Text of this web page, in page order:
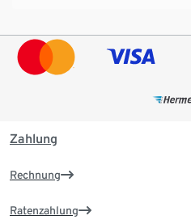
Zahlung
Rechnung
Ratenzahlung